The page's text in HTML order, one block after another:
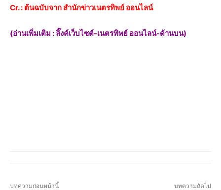
Cr. : ต้นฉบับจาก สำนักข่าวเนตรทิพย์ ออนไลน์
(อ่านเพิ่มเติม : ลิ๊งค์เว็บไซต์-เนตรทิพย์ ออนไลน์-ด้านบน)
บทความก่อนหน้านี้ บทความถัดไป